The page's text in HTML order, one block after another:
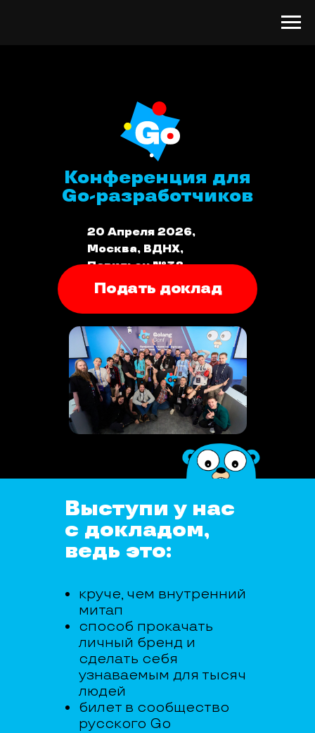
Конференция для
Go-разработчиков
20 Апреля 2026,
Москва, ВДНХ,
Павильон №38.
«Бизнес.Техноград»
Подать доклад
Выступи у нас
с докладом,
ведь это:
круче, чем внутренний
митап
способ прокачать
личный бренд и
сделать себя
узнаваемым для тысяч
людей
билет в сообщество
русского Go